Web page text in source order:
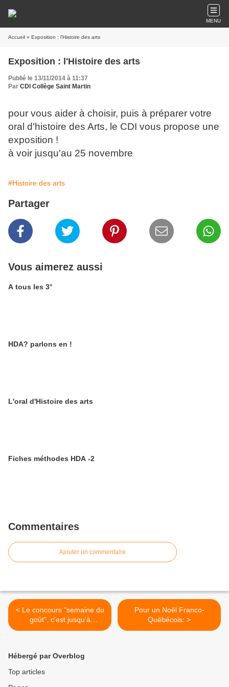
MENU
Accueil » Exposition : l'Histoire des arts
Exposition : l'Histoire des arts
Publié le 13/11/2014 à 11:37
Par CDI Collège Saint Martin
pour vous aider à choisir, puis à préparer votre
oral d'histoire des Arts, le CDI vous propose une
exposition !
à voir jusqu'au 25 novembre
#Histoire des arts
Partager
Vous aimerez aussi
A tous les 3°
HDA? parlons en !
L'oral d'Histoire des arts
Fiches méthodes HDA -2
Commentaires
Ajouter un commentaire
< Le concours "semaine du
goût", c'est jusqu'à
vendredi!
Pour un Noêl Franco-
Québécois: >
Hébergé par Overblog
Top articles